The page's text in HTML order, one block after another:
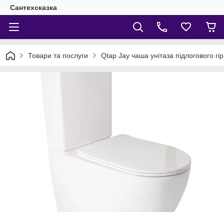
Сантехсказка
Товари та послуги Qtap Jay чаша унітаза підлогового